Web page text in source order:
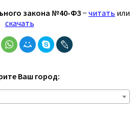
закона №40-ФЗ − читать или
скачать
Ваш город: